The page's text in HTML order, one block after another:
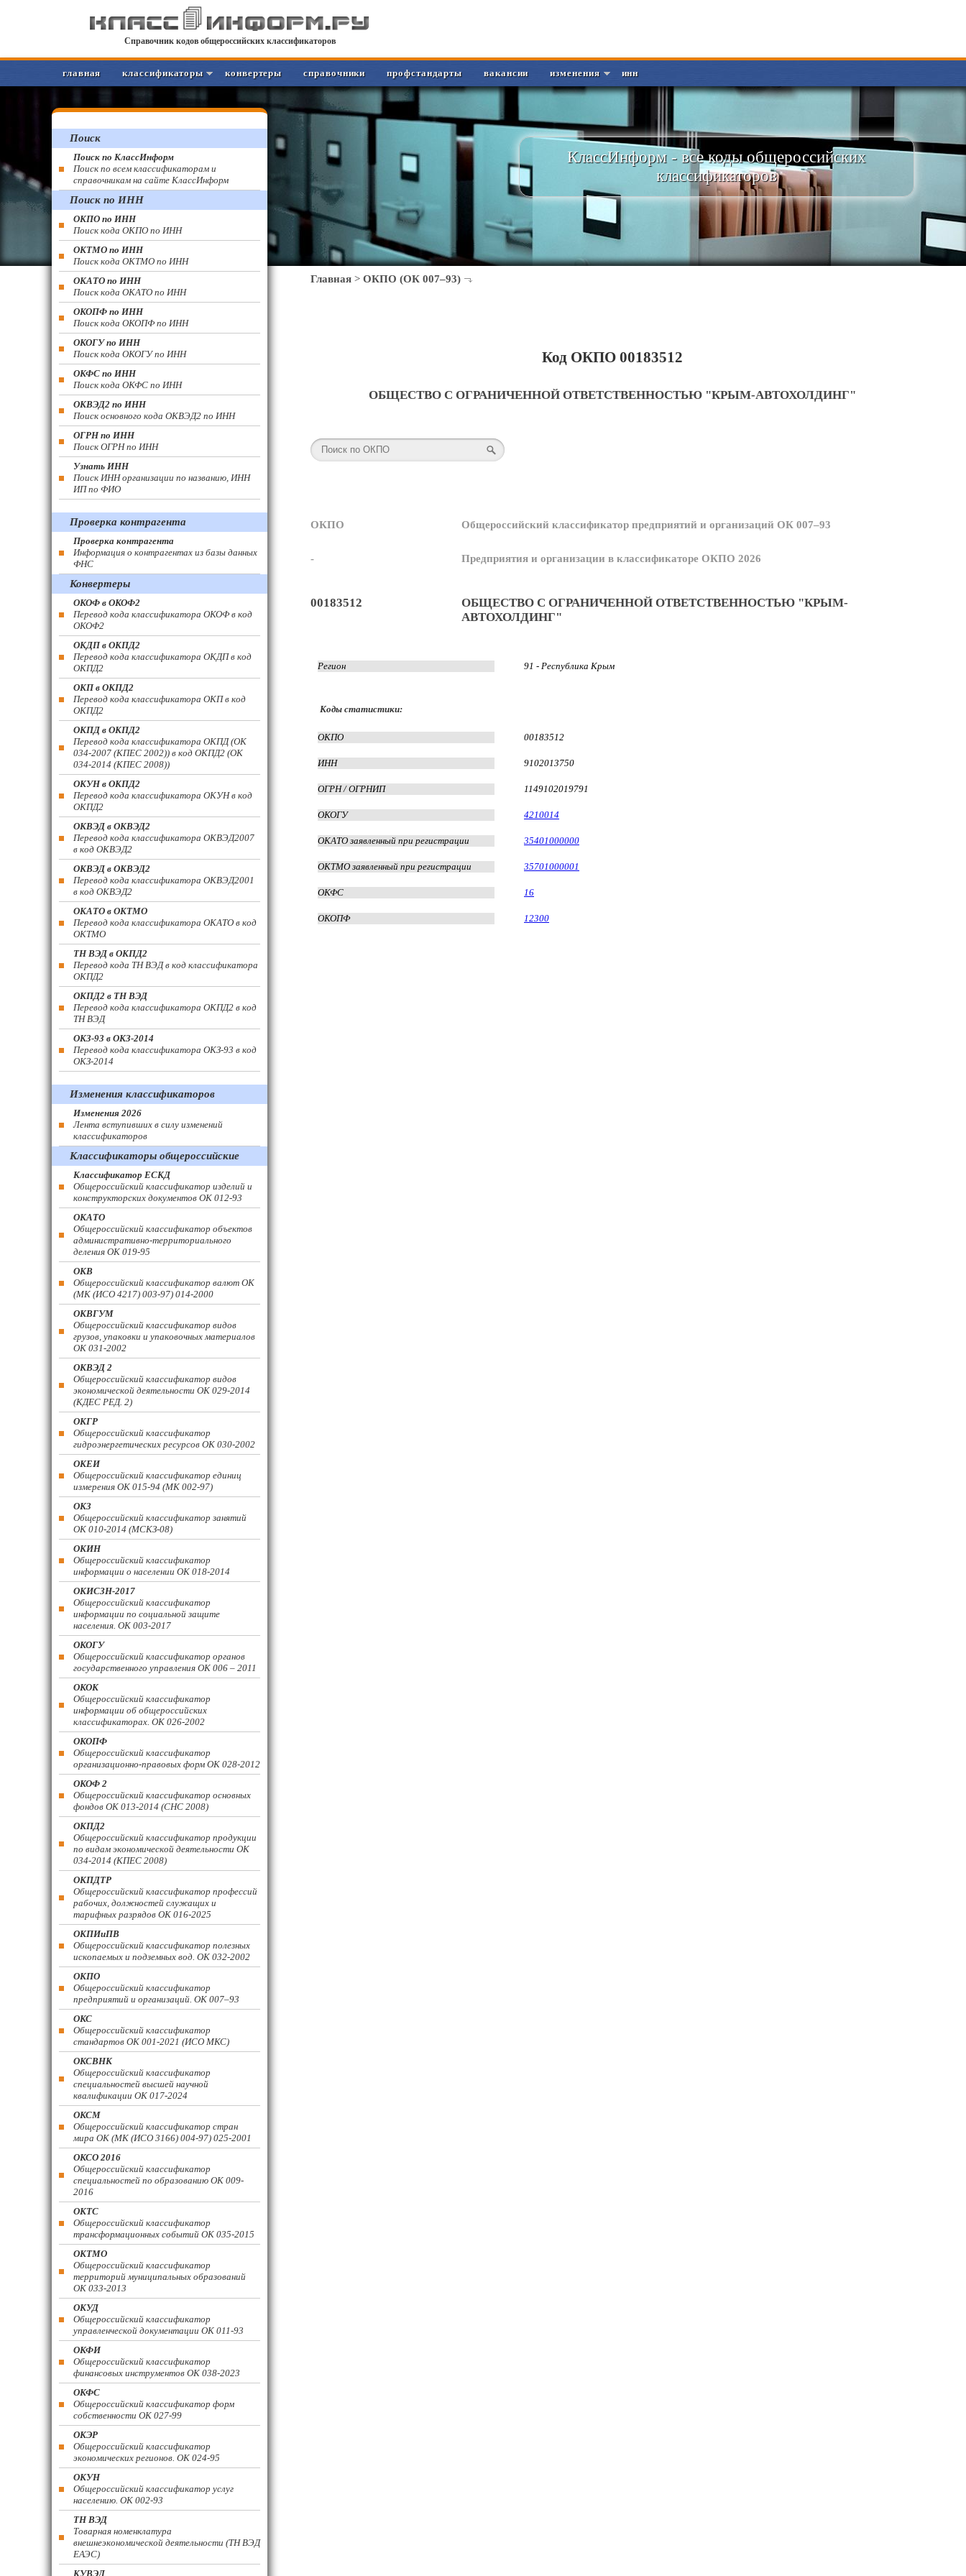
Справочник кодов общероссийских классификаторов
главная классификаторы конвертеры справочники профстандарты вакансии изменения инн
КлассИнформ - все коды общероссийских
классификаторов
Главная > ОКПО (ОК 007–93)
Код ОКПО 00183512
ОБЩЕСТВО С ОГРАНИЧЕННОЙ ОТВЕТСТВЕННОСТЬЮ "КРЫМ-АВТОХОЛДИНГ"
ОКПО Общероссийский классификатор предприятий и организаций ОК 007–93
- Предприятия и организации в классификаторе ОКПО 2026
00183512
ОБЩЕСТВО С ОГРАНИЧЕННОЙ ОТВЕТСТВЕННОСТЬЮ "КРЫМ-
АВТОХОЛДИНГ"
Регион 91 - Республика Крым
Коды статистики:
ОКПО 00183512
ИНН 9102013750
ОГРН / ОГРНИП 1149102019791
ОКОГУ 4210014
ОКАТО заявленный при регистрации 35401000000
ОКТМО заявленный при регистрации 35701000001
ОКФС 16
ОКОПФ 12300
Поиск
Поиск по КлассИнформ
Поиск по всем классификаторам и
справочникам на сайте КлассИнформ
Поиск по ИНН
ОКПО по ИНН
Поиск кода ОКПО по ИНН
ОКТМО по ИНН
Поиск кода ОКТМО по ИНН
ОКАТО по ИНН
Поиск кода ОКАТО по ИНН
ОКОПФ по ИНН
Поиск кода ОКОПФ по ИНН
ОКОГУ по ИНН
Поиск кода ОКОГУ по ИНН
ОКФС по ИНН
Поиск кода ОКФС по ИНН
ОКВЭД2 по ИНН
Поиск основного кода ОКВЭД2 по ИНН
ОГРН по ИНН
Поиск ОГРН по ИНН
Узнать ИНН
Поиск ИНН организации по названию, ИНН
ИП по ФИО
Проверка контрагента
Проверка контрагента
Информация о контрагентах из базы данных
ФНС
Конвертеры
ОКОФ в ОКОФ2
Перевод кода классификатора ОКОФ в код
ОКОФ2
ОКДП в ОКПД2
Перевод кода классификатора ОКДП в код
ОКПД2
ОКП в ОКПД2
Перевод кода классификатора ОКП в код
ОКПД2
ОКПД в ОКПД2
Перевод кода классификатора ОКПД (ОК
034-2007 (КПЕС 2002)) в код ОКПД2 (ОК
034-2014 (КПЕС 2008))
ОКУН в ОКПД2
Перевод кода классификатора ОКУН в код
ОКПД2
ОКВЭД в ОКВЭД2
Перевод кода классификатора ОКВЭД2007
в код ОКВЭД2
ОКВЭД в ОКВЭД2
Перевод кода классификатора ОКВЭД2001
в код ОКВЭД2
ОКАТО в ОКТМО
Перевод кода классификатора ОКАТО в код
ОКТМО
ТН ВЭД в ОКПД2
Перевод кода ТН ВЭД в код классификатора
ОКПД2
ОКПД2 в ТН ВЭД
Перевод кода классификатора ОКПД2 в код
ТН ВЭД
ОКЗ-93 в ОКЗ-2014
Перевод кода классификатора ОКЗ-93 в код
ОКЗ-2014
Изменения классификаторов
Изменения 2026
Лента вступивших в силу изменений
классификаторов
Классификаторы общероссийские
Классификатор ЕСКД
Общероссийский классификатор изделий и
конструкторских документов ОК 012-93
ОКАТО
Общероссийский классификатор объектов
административно-территориального
деления ОК 019-95
ОКВ
Общероссийский классификатор валют ОК
(МК (ИСО 4217) 003-97) 014-2000
ОКВГУМ
Общероссийский классификатор видов
грузов, упаковки и упаковочных материалов
ОК 031-2002
ОКВЭД 2
Общероссийский классификатор видов
экономической деятельности ОК 029-2014
(КДЕС РЕД. 2)
ОКГР
Общероссийский классификатор
гидроэнергетических ресурсов ОК 030-2002
ОКЕИ
Общероссийский классификатор единиц
измерения ОК 015-94 (МК 002-97)
ОКЗ
Общероссийский классификатор занятий
ОК 010-2014 (МСКЗ-08)
ОКИН
Общероссийский классификатор
информации о населении ОК 018-2014
ОКИСЗН-2017
Общероссийский классификатор
информации по социальной защите
населения. ОК 003-2017
ОКОГУ
Общероссийский классификатор органов
государственного управления ОК 006 – 2011
ОКОК
Общероссийский классификатор
информации об общероссийских
классификаторах. ОК 026-2002
ОКОПФ
Общероссийский классификатор
организационно-правовых форм ОК 028-2012
ОКОФ 2
Общероссийский классификатор основных
фондов ОК 013-2014 (СНС 2008)
ОКПД2
Общероссийский классификатор продукции
по видам экономической деятельности ОК
034-2014 (КПЕС 2008)
ОКПДТР
Общероссийский классификатор профессий
рабочих, должностей служащих и
тарифных разрядов ОК 016-2025
ОКПИиПВ
Общероссийский классификатор полезных
ископаемых и подземных вод. ОК 032-2002
ОКПО
Общероссийский классификатор
предприятий и организаций. ОК 007–93
ОКС
Общероссийский классификатор
стандартов ОК 001-2021 (ИСО МКС)
ОКСВНК
Общероссийский классификатор
специальностей высшей научной
квалификации ОК 017-2024
ОКСМ
Общероссийский классификатор стран
мира ОК (МК (ИСО 3166) 004-97) 025-2001
ОКСО 2016
Общероссийский классификатор
специальностей по образованию ОК 009-
2016
ОКТС
Общероссийский классификатор
трансформационных событий ОК 035-2015
ОКТМО
Общероссийский классификатор
территорий муниципальных образований
ОК 033-2013
ОКУД
Общероссийский классификатор
управленческой документации ОК 011-93
ОКФИ
Общероссийский классификатор
финансовых инструментов OK 038-2023
ОКФС
Общероссийский классификатор форм
собственности ОК 027-99
ОКЭР
Общероссийский классификатор
экономических регионов. ОК 024-95
ОКУН
Общероссийский классификатор услуг
населению. ОК 002-93
ТН ВЭД
Товарная номенклатура
внешнеэкономической деятельности (ТН ВЭД
ЕАЭС)
КУВЭД